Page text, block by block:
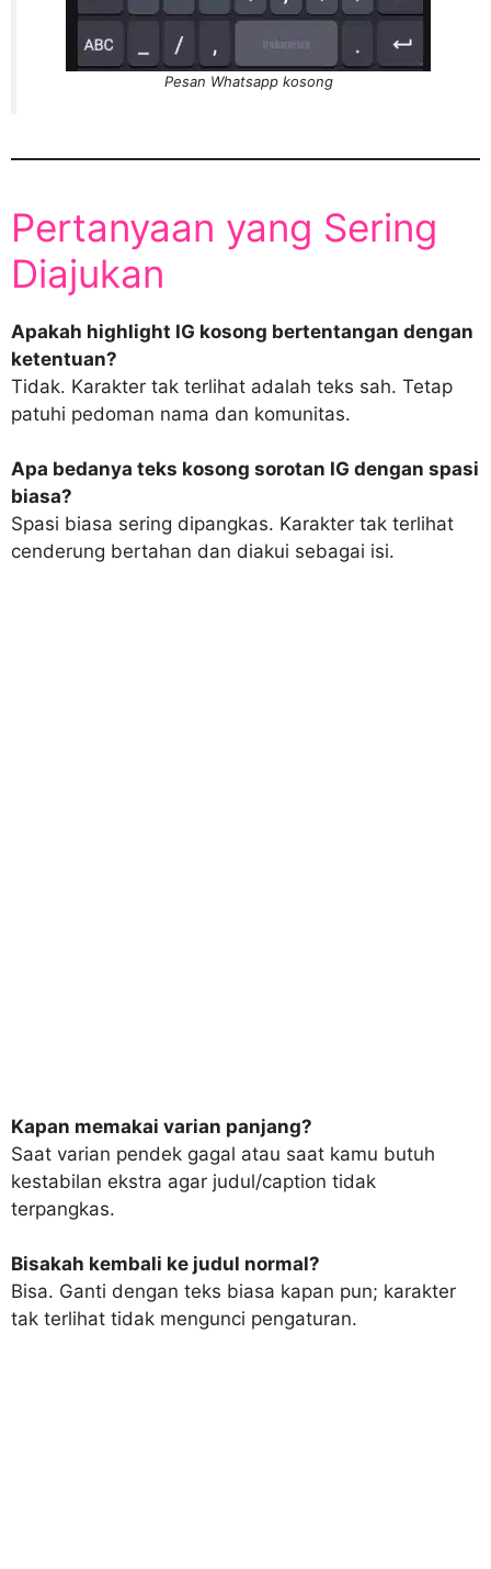
Pesan Whatsapp kosong
Pertanyaan yang Sering
Diajukan
Apakah highlight IG kosong bertentangan dengan
ketentuan?
Tidak. Karakter tak terlihat adalah teks sah. Tetap
patuhi pedoman nama dan komunitas.
Apa bedanya teks kosong sorotan IG dengan spasi
biasa?
Spasi biasa sering dipangkas. Karakter tak terlihat
cenderung bertahan dan diakui sebagai isi.
Kapan memakai varian panjang?
Saat varian pendek gagal atau saat kamu butuh
kestabilan ekstra agar judul/caption tidak
terpangkas.
Bisakah kembali ke judul normal?
Bisa. Ganti dengan teks biasa kapan pun; karakter
tak terlihat tidak mengunci pengaturan.